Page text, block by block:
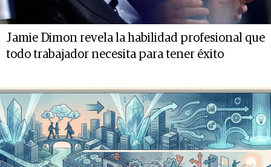
Jamie Dimon revela la habilidad profesional que
todo trabajador necesita para tener éxito